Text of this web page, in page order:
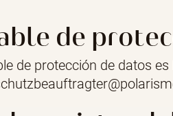
de
de protección de datos